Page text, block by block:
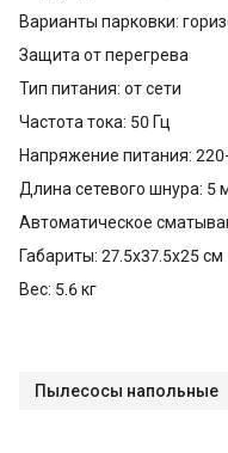
Варианты парковки:
Защита от перегрева
Тип питания: от сети
Частота тока: 50 Гц
Напряжение питания:
Длина сетевого шнура: 5
Автоматическое
Габариты: 27.5x37.5x25 см
Вес: 5.6 кг
Пылесосы напольные